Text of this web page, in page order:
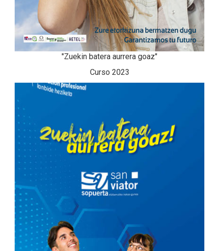
"Zuekin batera aurrera goaz"
Curso 2023